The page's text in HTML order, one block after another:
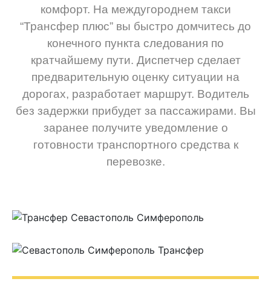
комфорт. На междугороднем такси
“Трансфер плюс” вы быстро домчитесь до
конечного пункта следования по
кратчайшему пути. Диспетчер сделает
предварительную оценку ситуации на
дорогах, разработает маршрут. Водитель
без задержки прибудет за пассажирами. Вы
заранее получите уведомление о
готовности транспортного средства к
перевозке.